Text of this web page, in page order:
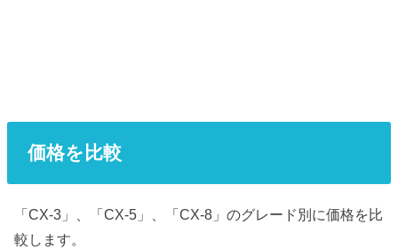
価格を比較
「CX-3」、「CX-5」、「CX-8」のグレード別に価格を比
較します。